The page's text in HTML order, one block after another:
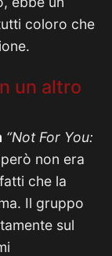
coloro che
un altro
“Not For You:
però non era
che la
Il gruppo
sul